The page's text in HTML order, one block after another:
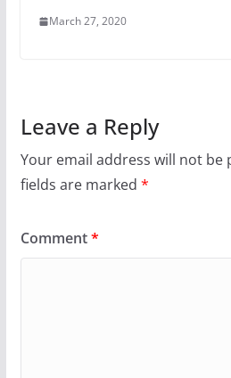
March 27, 2020
Leave a Reply
Your email address will not be
fields are marked *
Comment*